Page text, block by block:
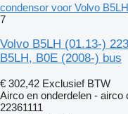
condensor voor Volvo
7
Volvo B5LH (01.13-)
B5LH, B0E (2008-) bus
€ 302,42 Exclusief BTW
Airco en onderdelen - airco
22361111